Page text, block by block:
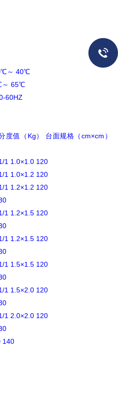
～ 40℃
～ 65℃
60HZ
值（Kg） 台面规格（cm×cm）
1 1.0×1.0 120
1 1.0×1.2 120
1 1.2×1.2 120
1 1.2×1.5 120
1 1.2×1.5 120
1 1.5×1.5 120
1 1.5×2.0 120
1 2.0×2.0 120
140